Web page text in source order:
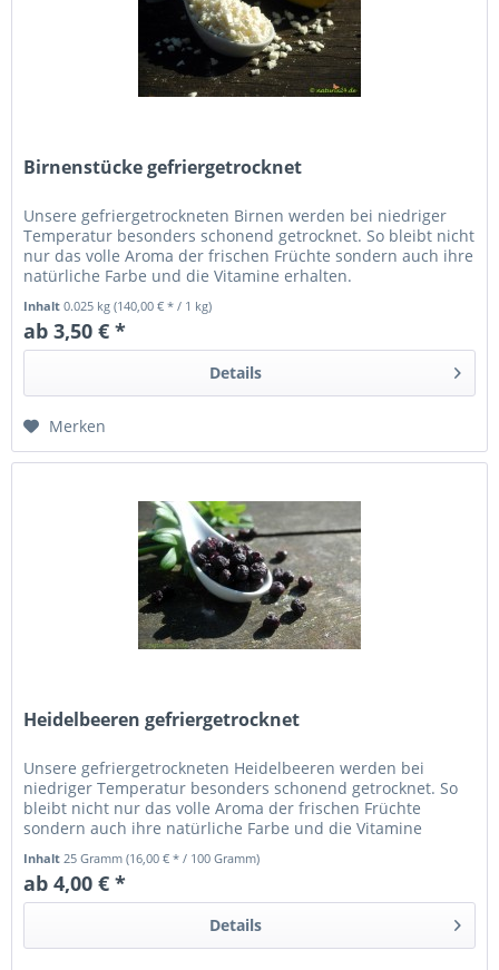
Birnenstücke gefriergetrocknet
Unsere gefriergetrockneten Birnen werden bei niedriger
Temperatur besonders schonend getrocknet. So bleibt nicht
nur das volle Aroma der frischen Früchte sondern auch ihre
natürliche Farbe und die Vitamine erhalten.
Inhalt0.025 kg(140,00 € * / 1 kg)
ab 3,50 € *
Details
Merken
Heidelbeeren gefriergetrocknet
Unsere gefriergetrockneten Heidelbeeren werden bei
niedriger Temperatur besonders schonend getrocknet. So
bleibt nicht nur das volle Aroma der frischen Früchte
sondern auch ihre natürliche Farbe und die Vitamine
Inhalt25 Gramm(16,00 € * / 100 Gramm)
ab 4,00 € *
Details